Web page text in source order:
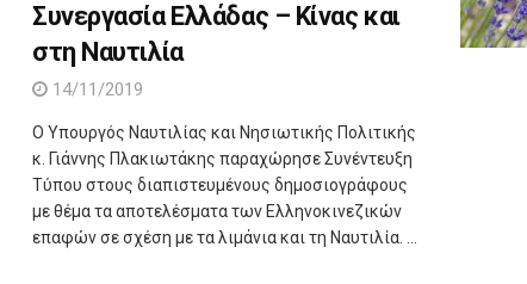
Συνεργασία Ελλάδας – Κίνας και
στη Ναυτιλία
14/11/2019
Ο Υπουργός Ναυτιλίας και Νησιωτικής Πολιτικής
κ. Γιάννης Πλακιωτάκης παραχώρησε Συνέντευξη
Τύπου στους διαπιστευμένους δημοσιογράφους
με θέμα τα αποτελέσματα των Ελληνοκινεζικών
επαφών σε σχέση με τα λιμάνια και τη Ναυτιλία. ...